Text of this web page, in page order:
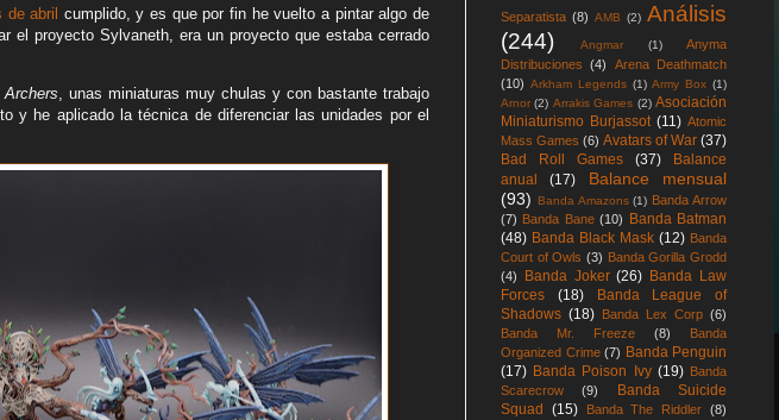
de abril
cumplido, y es que por fin he vuelto a pintar algo de
proyecto Sylvaneth, era un proyecto que estaba cerrado
, unas miniaturas muy chulas y con bastante trabajo
y he aplicado la técnica de diferenciar las unidades por el
Separatista (8) AMB (2) Análisis
(244)
Angmar (1)
Anyma
Distribuciones
(4)
Arena Deathmatch
(10) Arkham Legends (1) Army Box (1)
Arnor (2) Arrakis Games (2) Asociación
Miniaturismo Burjassot (11) Atomic
Mass Games (6) Avatars of War (37)
Bad Roll Games
(37)
Balance
anual
(17)
Balance mensual
(93)
Banda Amazons (1) Banda Arrow
(7) Banda Bane (10)
Banda Batman
(48) Banda Black Mask (12) Banda
Court of Owls (3) Banda Gorilla Grodd
(4)
Banda Joker (26) Banda Law
Forces
(18)
Banda League of
Shadows (18) Banda Lex Corp (6)
Banda Mr. Freeze
(8)
Banda
Organized Crime (7) Banda Penguin
(17) Banda Poison Ivy (19) Banda
Scarecrow
(9)
Banda Suicide
Squad
(15) Banda The Riddler (8)